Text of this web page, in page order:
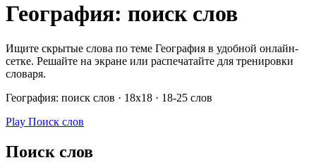
География: поиск слов
Ищите скрытые слова по теме География в удобной онлайн-
сетке. Решайте на экране или распечатайте для тренировки
словаря.
География: поиск слов · 18x18 · 18-25 слов
Play Поиск слов
Поиск слов